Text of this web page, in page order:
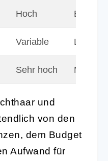
Hoch
Variable
Sehr hoch
und
von den
dem Budget
Aufwand für